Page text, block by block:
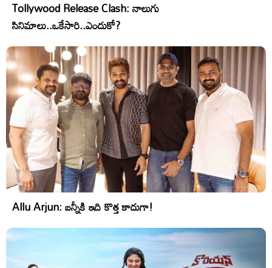
Tollywood Release Clash: నాలుగు
సినిమాలు..ఒకేసారి..ఎందుకో?
Allu Arjun: బన్నీకి ఇది కొత్త కాదుగా!